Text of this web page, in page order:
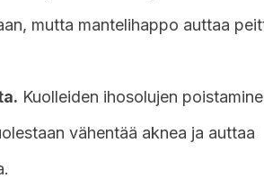
mutta mantelihappo auttaa
Kuolleiden ihosolujen
​​vähentää aknea ja auttaa